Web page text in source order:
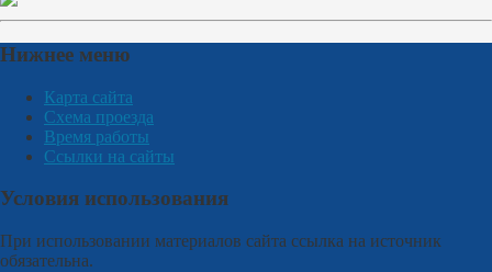
Нижнее меню
Карта сайта
Схема проезда
Время работы
Ссылки на сайты
Условия использования
При использовании материалов сайта ссылка на источник
обязательна.